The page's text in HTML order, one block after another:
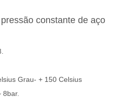
constante de aço
Grau- + 150 Celsius
8bar.